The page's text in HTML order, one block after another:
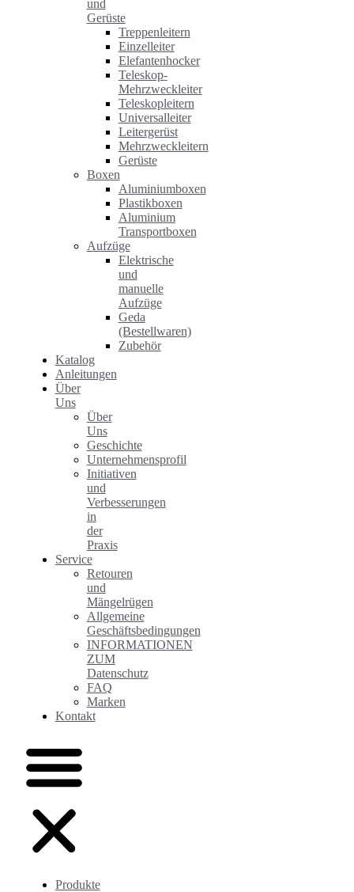
und
Gerüste
Treppenleitern
Einzelleiter
Elefantenhocker
Teleskop-
Mehrzweckleiter
Teleskopleitern
Universalleiter
Leitergerüst
Mehrzweckleitern
Gerüste
Boxen
Aluminiumboxen
Plastikboxen
Aluminium
Transportboxen
Aufzüge
Elektrische
und
manuelle
Aufzüge
Geda
(Bestellwaren)
Zubehör
Katalog
Anleitungen
Über
Uns
Über
Uns
Geschichte
Unternehmensprofil
Initiativen
und
Verbesserungen
in
der
Praxis
Service
Retouren
und
Mängelrügen
Allgemeine
Geschäftsbedingungen
INFORMATIONEN
ZUM
Datenschutz
FAQ
Marken
Kontakt
Produkte